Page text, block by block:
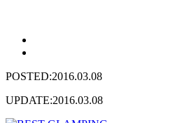
POSTED:2016.03.08
UPDATE:2016.03.08